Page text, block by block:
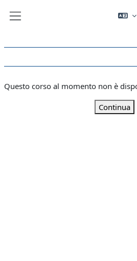
Questo corso al momento non è
Continua